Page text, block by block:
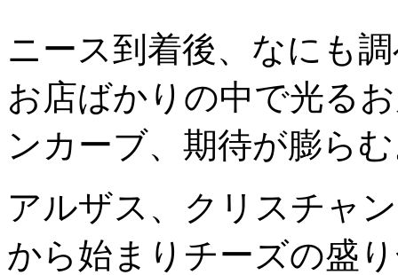
ニース到着後、なにも
お店ばかりの中で光る
ンカーブ、期待が膨ら
アルザス、クリスチャ
から始まりチーズの盛